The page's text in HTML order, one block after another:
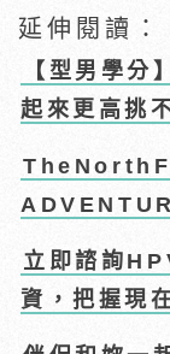
延伸閱讀：
【型男學分
起來更高挑
立即諮詢
資，把握現